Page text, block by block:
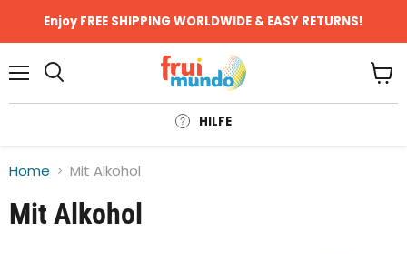
Enjoy FREE SHIPPING WORLDWIDE & EASY RETURNS!
HILFE
Home Mit Alkohol
Mit Alkohol